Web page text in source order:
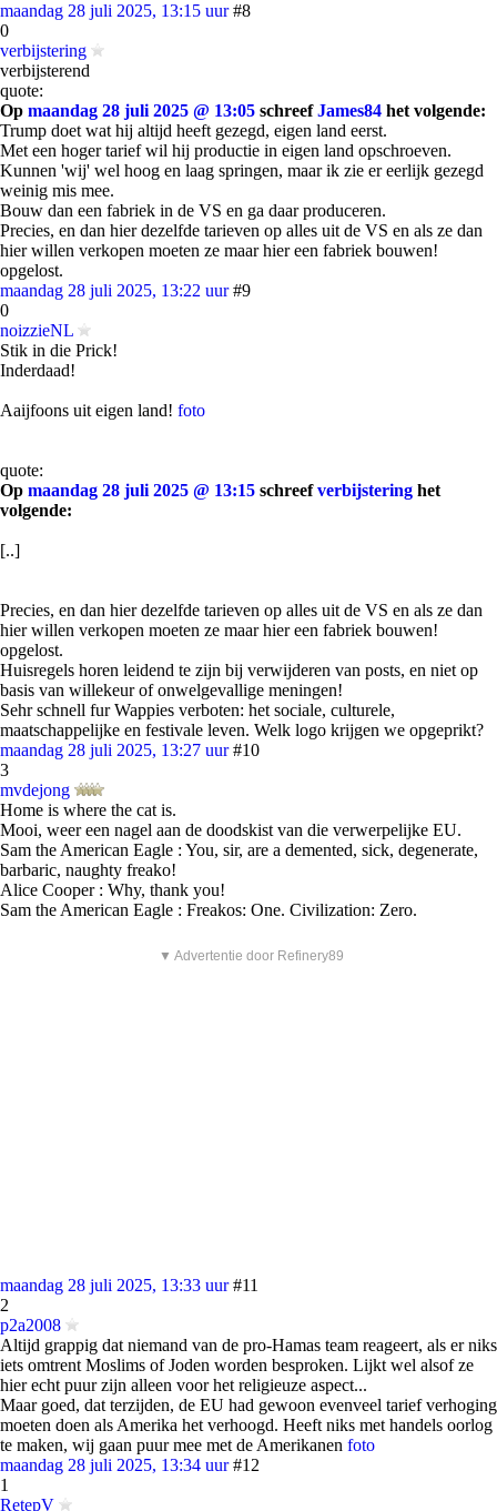
maandag 28 juli 2025, 13:15 uur #8
0
verbijstering
verbijsterend
quote:
Op maandag 28 juli 2025 @ 13:05 schreefJames84 het volgende:
Trump doet wat hij altijd heeft gezegd, eigen land eerst.
Met een hoger tarief wil hij productie in eigen land opschroeven.
Kunnen 'wij' wel hoog en laag springen, maar ik zie er eerlijk gezegd
weinig mis mee.
Bouw dan een fabriek in de VS en ga daar produceren.
Precies, en dan hier dezelfde tarieven op alles uit de VS en als ze dan
hier willen verkopen moeten ze maar hier een fabriek bouwen!
opgelost.
maandag 28 juli 2025, 13:22 uur #9
0
noizzieNL
Stik in die Prick!
Inderdaad!
Aaijfoons uit eigen land! foto
quote:
Op maandag 28 juli 2025 @ 13:15 schreefverbijstering het
volgende:
[..]
Precies, en dan hier dezelfde tarieven op alles uit de VS en als ze dan
hier willen verkopen moeten ze maar hier een fabriek bouwen!
opgelost.
Huisregels horen leidend te zijn bij verwijderen van posts, en niet op
basis van willekeur of onwelgevallige meningen!
Sehr schnell fur Wappies verboten: het sociale, culturele,
maatschappelijke en festivale leven. Welk logo krijgen we opgeprikt?
maandag 28 juli 2025, 13:27 uur #10
3
mvdejong
Home is where the cat is.
Mooi, weer een nagel aan de doodskist van die verwerpelijke EU.
Sam the American Eagle : You, sir, are a demented, sick, degenerate,
barbaric, naughty freako!
Alice Cooper : Why, thank you!
Sam the American Eagle : Freakos: One. Civilization: Zero.
▼ Advertentie door Refinery89
maandag 28 juli 2025, 13:33 uur #11
2
p2a2008
Altijd grappig dat niemand van de pro-Hamas team reageert, als er niks
iets omtrent Moslims of Joden worden besproken. Lijkt wel alsof ze
hier echt puur zijn alleen voor het religieuze aspect...
Maar goed, dat terzijden, de EU had gewoon evenveel tarief verhoging
moeten doen als Amerika het verhoogd. Heeft niks met handels oorlog
te maken, wij gaan puur mee met de Amerikanen foto
maandag 28 juli 2025, 13:34 uur #12
1
RetepV